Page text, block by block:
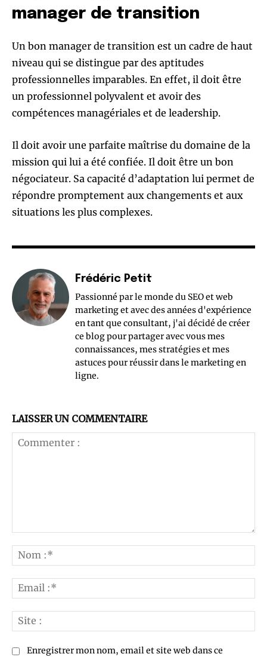
manager de transition
Un bon manager de transition est un cadre de haut
niveau qui se distingue par des aptitudes
professionnelles imparables. En effet, il doit être
un professionnel polyvalent et avoir des
compétences managériales et de leadership.
Il doit avoir une parfaite maîtrise du domaine de la
mission qui lui a été confiée. Il doit être un bon
négociateur. Sa capacité d’adaptation lui permet de
répondre promptement aux changements et aux
situations les plus complexes.
Frédéric Petit
Passionné par le monde du SEO et web
marketing et avec des années d'expérience
en tant que consultant, j'ai décidé de créer
ce blog pour partager avec vous mes
connaissances, mes stratégies et mes
astuces pour réussir dans le marketing en
ligne.
LAISSER UN COMMENTAIRE
:*
:*
:
Enregistrer mon nom, email et site web dans ce